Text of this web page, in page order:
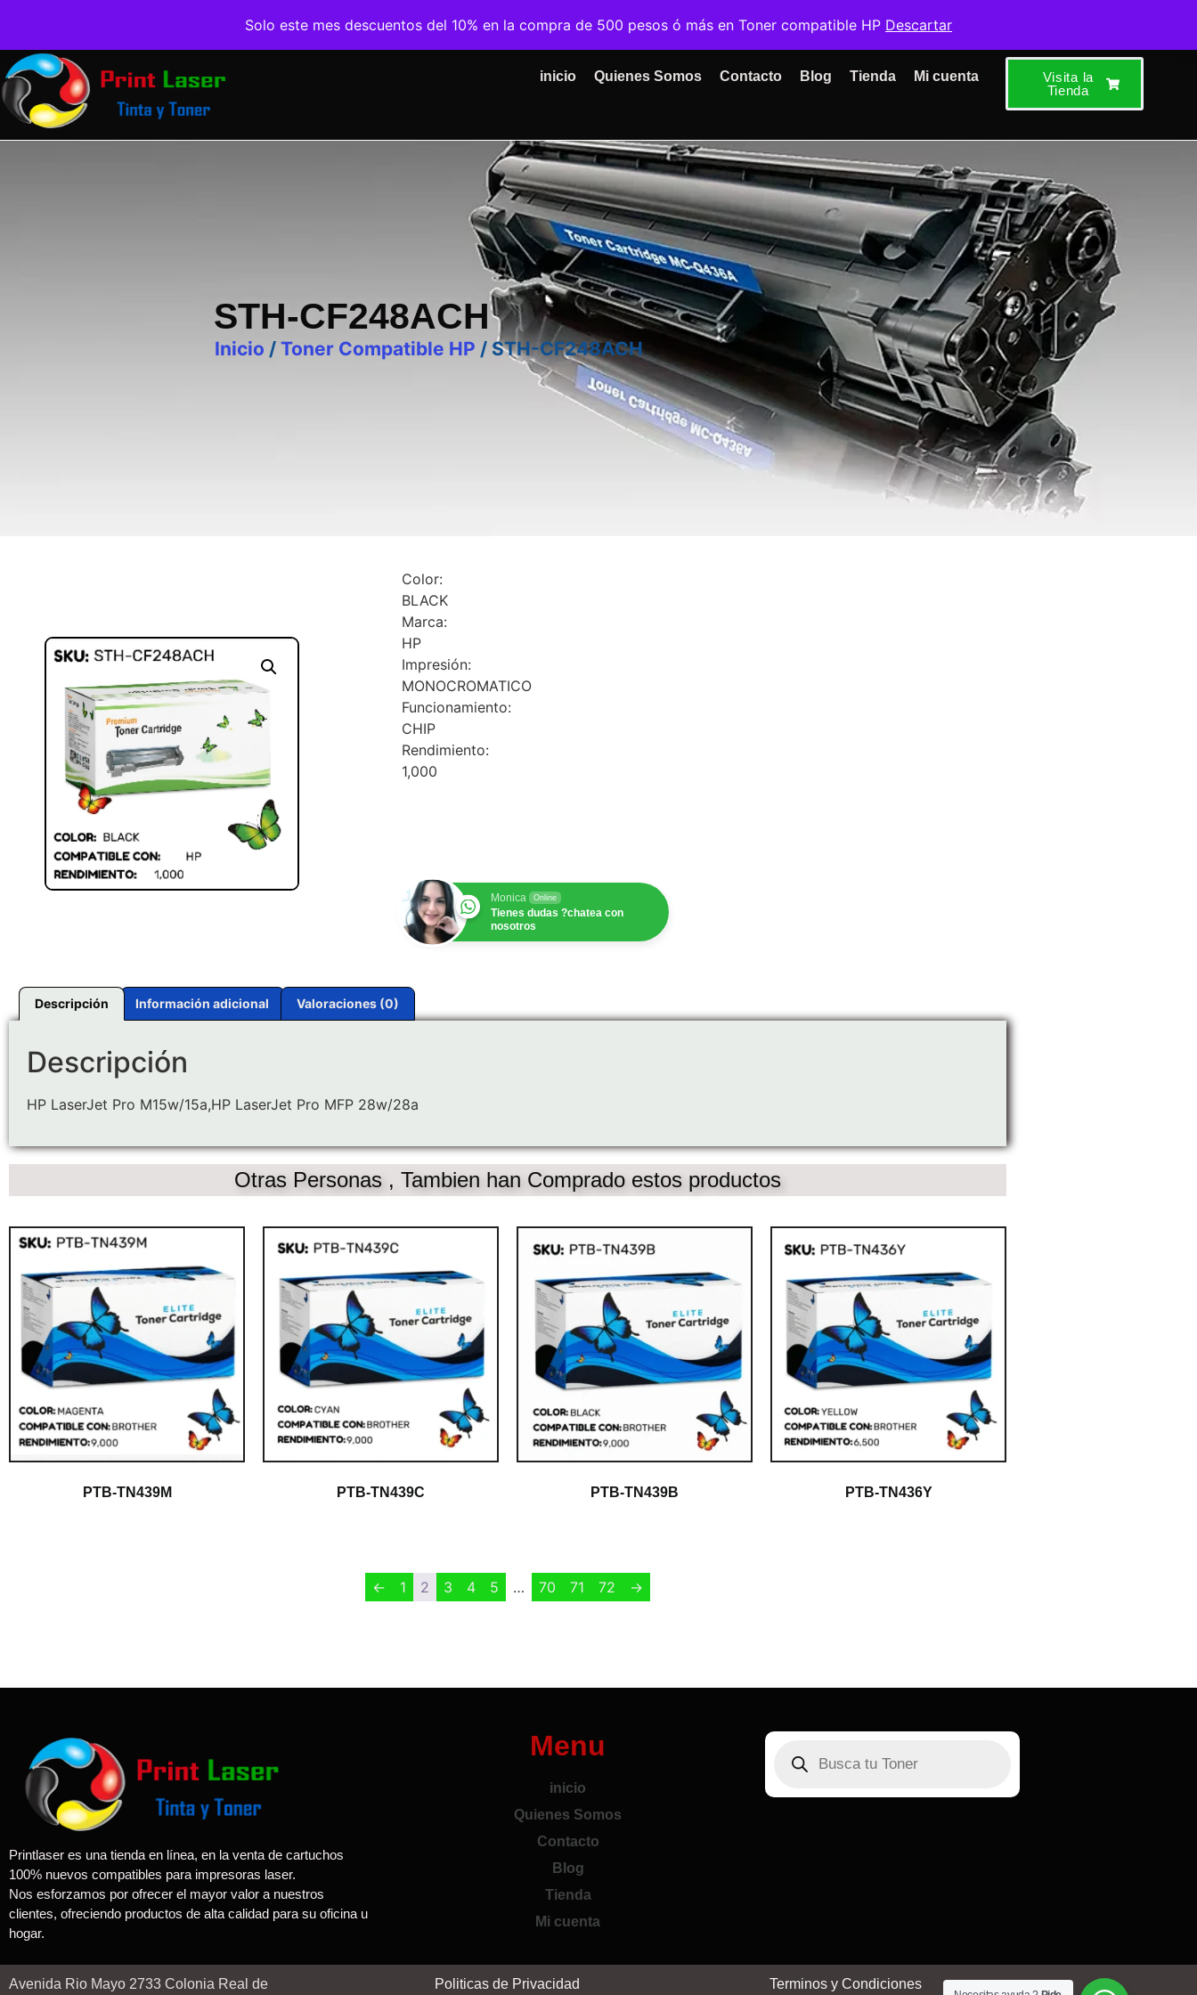
Solo este mes descuentos del 10% en la compra de 500 pesos ó más en Toner compatible HP Descartar
inicio Quienes Somos Contacto Blog Tienda Mi cuenta
Visita la
Tienda
STH-CF248ACH
Inicio / Toner Compatible HP / STH-CF248ACH
Color:
BLACK
Marca:
HP
Impresión:
MONOCROMATICO
Funcionamiento:
CHIP
Rendimiento:
1,000
Monica Online
Tienes dudas ?chatea con
nosotros
Descripción Información adicional Valoraciones (0)
Descripción
HP LaserJet Pro M15w/15a,HP LaserJet Pro MFP 28w/28a
Otras Personas , Tambien han Comprado estos productos
PTB-TN439M
PTB-TN439C
PTB-TN439B
PTB-TN436Y
← 1 2 3 4 5 … 70 71 72 →
Printlaser es una tienda en línea, en la venta de cartuchos
100% nuevos compatibles para impresoras laser.
Nos esforzamos por ofrecer el mayor valor a nuestros
clientes, ofreciendo productos de alta calidad para su oficina u
hogar.
Menu
inicio
Quienes Somos
Contacto
Blog
Tienda
Mi cuenta
Avenida Rio Mayo 2733 Colonia Real de Politicas de Privacidad Terminos y Condiciones